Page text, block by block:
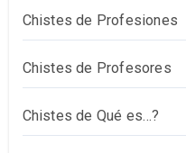
Chistes de Profesiones
Chistes de Profesores
Chistes de Qué es…?